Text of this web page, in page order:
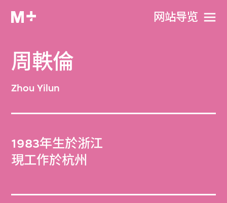
网站导览
周軼倫
Zhou Yilun
1983年生於浙江
現工作於杭州